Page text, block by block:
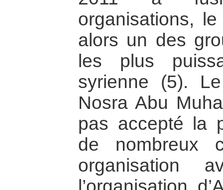
organisations,
alors un des
les plus
syrienne (5).
Nosra Abu
pas accepté la
de nombreux
organisation